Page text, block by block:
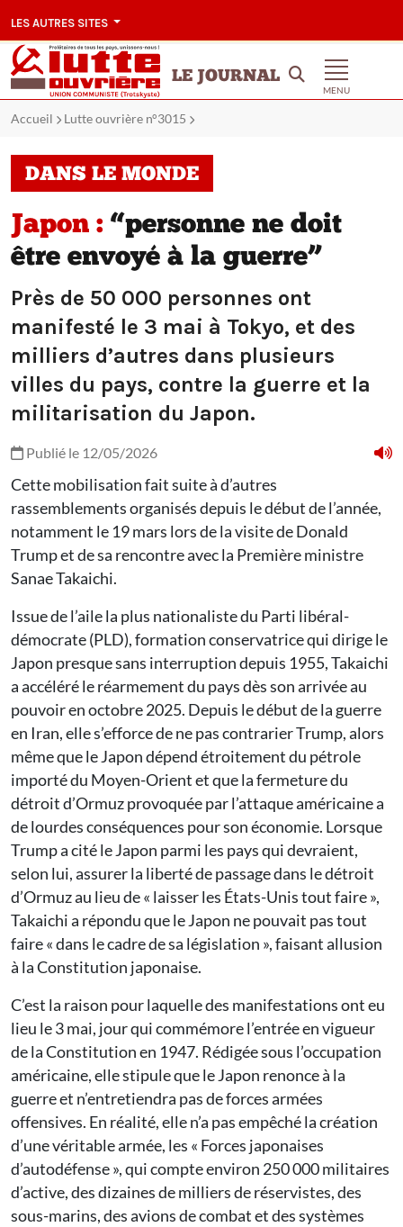
LES AUTRES SITES
LE JOURNAL
MENU
Accueil Lutte ouvrière n°3015
DANS LE MONDE
Japon : “personne ne doit
être envoyé à la guerre”
Près de 50 000 personnes ont
manifesté le 3 mai à Tokyo, et des
milliers d’autres dans plusieurs
villes du pays, contre la guerre et la
militarisation du Japon.
Publié le 12/05/2026
Cette mobilisation fait suite à d’autres
rassemblements organisés depuis le début de l’année,
notamment le 19 mars lors de la visite de Donald
Trump et de sa rencontre avec la Première ministre
Sanae Takaichi.
Issue de l’aile la plus nationaliste du Parti libéral-
démocrate (PLD), formation conservatrice qui dirige le
Japon presque sans interruption depuis 1955, Takaichi
a accéléré le réarmement du pays dès son arrivée au
pouvoir en octobre 2025. Depuis le début de la guerre
en Iran, elle s’efforce de ne pas contrarier Trump, alors
même que le Japon dépend étroitement du pétrole
importé du Moyen-Orient et que la fermeture du
détroit d’Ormuz provoquée par l’attaque américaine a
de lourdes conséquences pour son économie. Lorsque
Trump a cité le Japon parmi les pays qui devraient,
selon lui, assurer la liberté de passage dans le détroit
d’Ormuz au lieu de « laisser les États-Unis tout faire »,
Takaichi a répondu que le Japon ne pouvait pas tout
faire « dans le cadre de sa législation », faisant allusion
à la Constitution japonaise.
C’est la raison pour laquelle des manifestations ont eu
lieu le 3 mai, jour qui commémore l’entrée en vigueur
de la Constitution en 1947. Rédigée sous l’occupation
américaine, elle stipule que le Japon renonce à la
guerre et n’entretiendra pas de forces armées
offensives. En réalité, elle n’a pas empêché la création
d’une véritable armée, les « Forces japonaises
d’autodéfense », qui compte environ 250 000 militaires
d’active, des dizaines de milliers de réservistes, des
sous-marins, des avions de combat et des systèmes